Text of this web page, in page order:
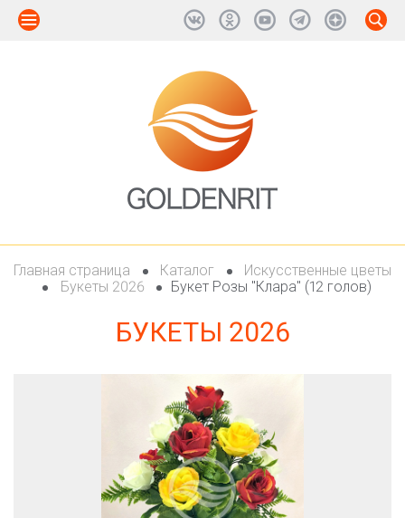
Главная страница Каталог
Искусственные цветы
Букеты 2026
Букет Розы "Клара" (12 голов)
БУКЕТЫ 2026